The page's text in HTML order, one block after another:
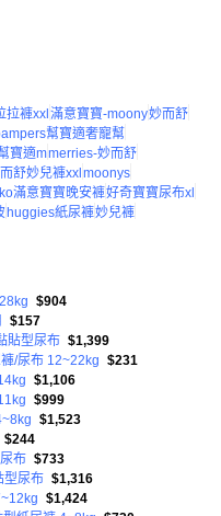
拉褲xxl 滿意寶寶-moony妙而舒
幫寶適奢寵幫
寶適mmerries-妙而舒
舒妙兒褲xxl moonys
滿意寶寶晚安褲好奇寶寶尿布xl
huggies紙尿褲妙兒褲
$904
$157
貼型尿布 $1,399
/尿布 12~22kg $231
$1,106
$999
$1,523
$244
布 $733
型尿布 $1,316
$1,424